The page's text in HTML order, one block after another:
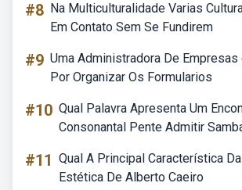
#8 Na Multiculturalidade Varias
Em Contato Sem Se Fundirem
#9 Uma Administradora De
Por Organizar Os Formularios
#10 Qual Palavra Apresenta Um
Consonantal Pente Admitir
#11 Qual A Principal Característica
Estética De Alberto Caeiro